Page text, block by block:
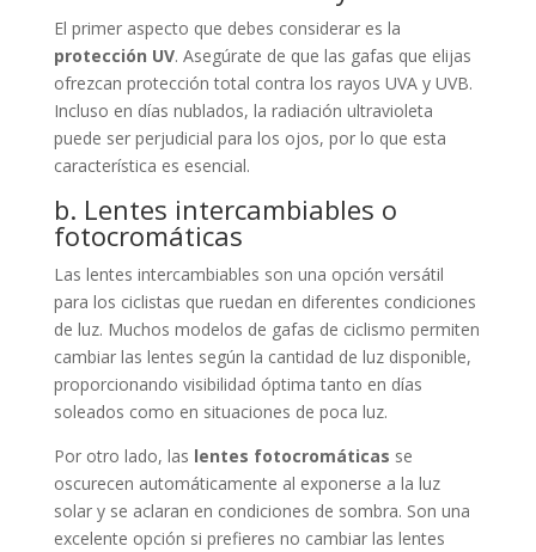
El primer aspecto que debes considerar es la
protección UV. Asegúrate de que las gafas que elijas
ofrezcan protección total contra los rayos UVA y UVB.
Incluso en días nublados, la radiación ultravioleta
puede ser perjudicial para los ojos, por lo que esta
característica es esencial.
b. Lentes intercambiables o
fotocromáticas
Las lentes intercambiables son una opción versátil
para los ciclistas que ruedan en diferentes condiciones
de luz. Muchos modelos de gafas de ciclismo permiten
cambiar las lentes según la cantidad de luz disponible,
proporcionando visibilidad óptima tanto en días
soleados como en situaciones de poca luz.
Por otro lado, las lentes fotocromáticas se
oscurecen automáticamente al exponerse a la luz
solar y se aclaran en condiciones de sombra. Son una
excelente opción si prefieres no cambiar las lentes